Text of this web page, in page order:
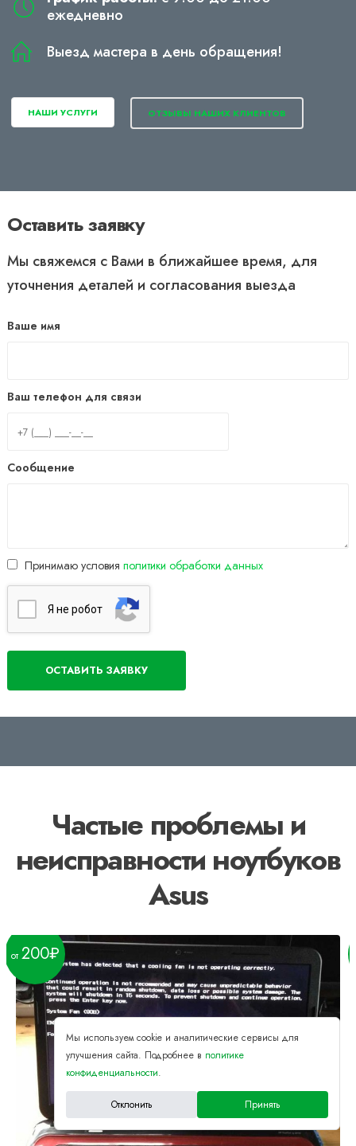
ежедневно
Выезд мастера в день обращения!
НАШИ УСЛУГИ ОТЗЫВЫ НАШИХ КЛИЕНТОВ
Оставить заявку
Мы свяжемся с Вами в ближайшее время, для
уточнения деталей и согласования выезда
Ваше имя
Ваш телефон для связи
Сообщение
Принимаю условия политики обработки данных
Я нe poбoт
Частые проблемы и
неисправности ноутбуков
Asus
200
Мы используем cookie и аналитические сервисы для
улучшения сайта. Подробнее в политике
конфиденциальности.
Отклонить Принять